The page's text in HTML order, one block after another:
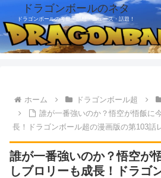
ドラゴンボールのネタ
ドラゴンボールの考察・感想・ニュース・話題！
ホーム ドラゴンボール超
誰が一番強いのか？悟空が悟飯に
長！ドラゴンボール超の漫画版の第103話
誰が一番強いのか？悟空が
しブロリーも成長！ドラゴ